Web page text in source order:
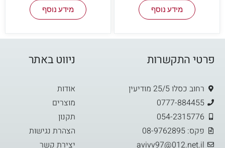
מידע נוסף מידע נוסף
פרטי התקשרות
רחוב כסלו 25/5 מודיעין
0777-884455
054-2315776
פקס: 08-9762895
avivv97@012.net.il
ניווט באתר
אודות
מוצרים
תקנון
הצהרת נגישות
יצירת קשר